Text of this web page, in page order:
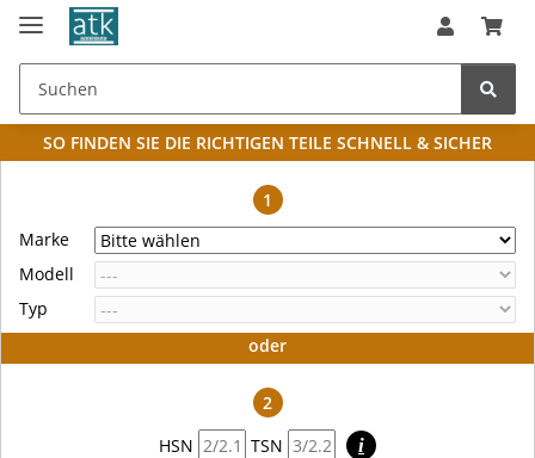
SO FINDEN SIE DIE RICHTIGEN TEILE SCHNELL & SICHER
1
Marke
Modell
Typ
oder
2
HSN
TSN i